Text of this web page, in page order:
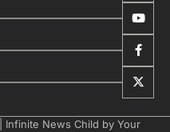
| Infinite News Child by Your